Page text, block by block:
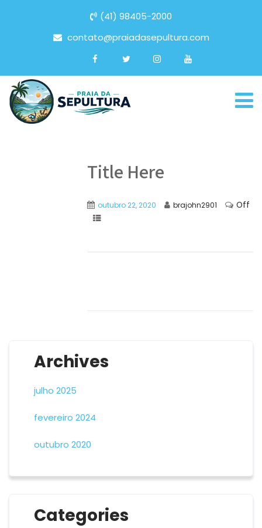
(41) 98405-2000
contato@praiadasepultura.com
Title Here
outubro 22, 2020 brajohn2901 Off
Archives
julho 2025
fevereiro 2024
outubro 2020
Categories